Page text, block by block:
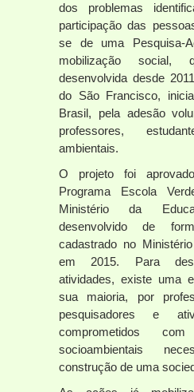
dos problemas
participação das
se de uma Pesquisa-
mobilização social,
desenvolvida desde
do São Francisco,
Brasil, pela adesão
professores,
ambientais.
O projeto foi
Programa Escola
Ministério da
desenvolvido de
cadastrado no
em 2015. Para
atividades, existe uma
sua maioria, por
pesquisadores e
comprometidos
socioambientais
construção de uma